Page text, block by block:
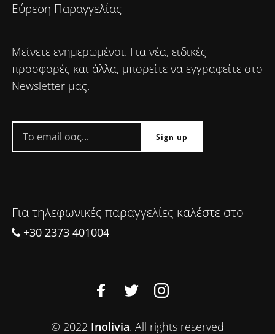
Εύρεση Παραγγελίας
Μείνετε ενημερωμένοι. Για νέα, ειδικές
προσφορές και άλλα, μπορείτε να εγγραφείτε στο
Newsletter μας.
Για τηλεφωνικές παραγγελίες καλέστε στο
+30 2373 401004
© 2022 Inolivia. All rights reserved